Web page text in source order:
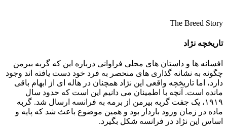
The Breed Story
تاریخچه نژاد
افسانه ها و داستان‌ های محلی فراوانی درباره این‌ که گربه بیرمن
چگونه به نشانه‌ گذاری‌ های منحصر به‌ فرد خود دست یافته‌ اند وجود
دارد، اما تاریخچه واقعی این نژاد همچنان در هاله‌ ای از ابهام باقی
مانده است. آنچه با اطمینان می‌ دانیم این است که حدود سال
۱۹۱۹، یک جفت گربه بیرمن از برمه به فرانسه ارسال شد. گربه
ماده در زمان ورود باردار بود و همین موضوع باعث شد که پایه و
اساس این نژاد در فرانسه شکل بگیرد.